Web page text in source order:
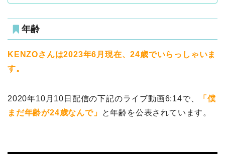
年齢
KENZOさんは2023年6月現在、24歳でいらっしゃいま
す。
2020年10月10日配信の下記のライブ動画6:14で、
「僕
まだ年齢が24歳なんで」
と年齢を公表されています。